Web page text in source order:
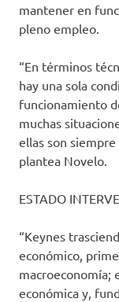
mantener en
pleno empleo.
“En términos
hay una sola
funcionamiento
muchas
ellas son
plantea Novelo.
ESTADO
“Keynes
económico,
macroeconomía;
económica y,